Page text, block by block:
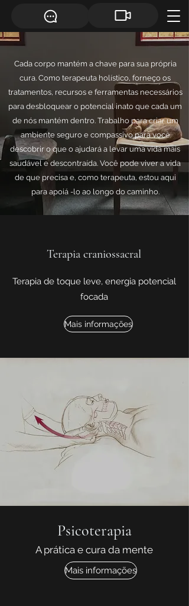
Cada corpo mantém a chave para sua própria
cura. Como terapeuta holístico, forneço os
tratamentos, recursos e ferramentas necessários
para desbloquear o potencial inato que cada um
de nós mantém dentro. Trabalho para criar um
ambiente seguro e compassivo para você
descobrir o que o ajudará a levar uma vida mais
saudável e descontraída. Você pode viver a vida
de que precisa e, como terapeuta, estou aqui
para apoiá -lo ao longo do caminho.
Terapia craniossacral
Terapia de toque leve, energia potencial
focada
Mais informações
Psicoterapia
A prática e cura da mente
Mais informações